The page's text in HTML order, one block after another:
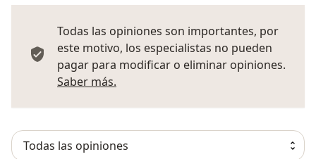
Todas las opiniones son importantes, por
este motivo, los especialistas no pueden
pagar para modificar o eliminar opiniones.
Saber más.